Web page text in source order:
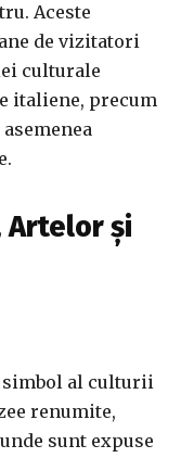
Aceste
de vizitatori
culturale
italiene, precum
Artelor și
simbol al culturii
renumite,
sunt expuse